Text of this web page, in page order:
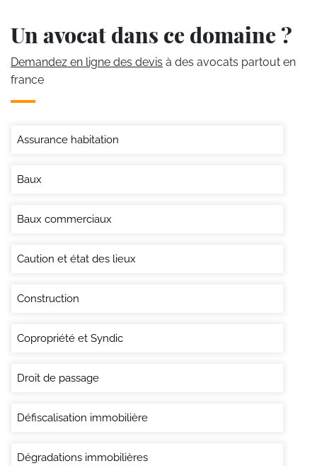
Un avocat dans ce domaine ?
Demandez en ligne des devis à des avocats partout en
france
Assurance habitation
Baux
Baux commerciaux
Caution et état des lieux
Construction
Copropriété et Syndic
Droit de passage
Défiscalisation immobilière
Dégradations immobilières